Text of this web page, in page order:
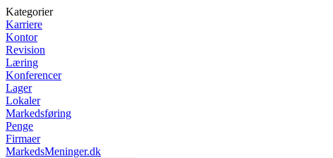
Kategorier
Karriere
Kontor
Revision
Læring
Konferencer
Lager
Lokaler
Markedsføring
Penge
Firmaer
MarkedsMeninger.dk